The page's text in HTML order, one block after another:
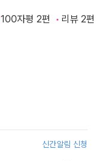
100자평 2편 리뷰 2편
신간알림 신청